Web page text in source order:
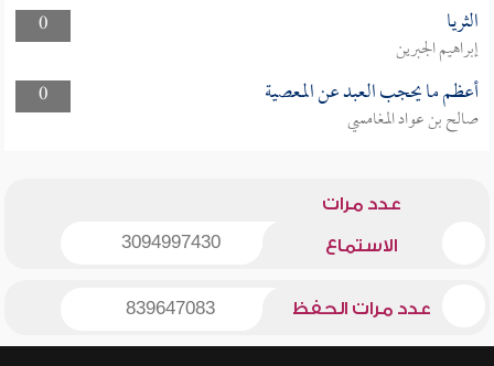
0
الثريا
إبراهيم الجبرين
0
أعظم ما يحجب العبد عن المعصية
صالح بن عواد المغامسي
عدد مرات
الاستماع 3094997430
عدد مرات الحفظ 839647083